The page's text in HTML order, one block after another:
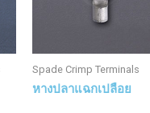
Spade Crimp Terminals
หางปลาแฉกเปลือย